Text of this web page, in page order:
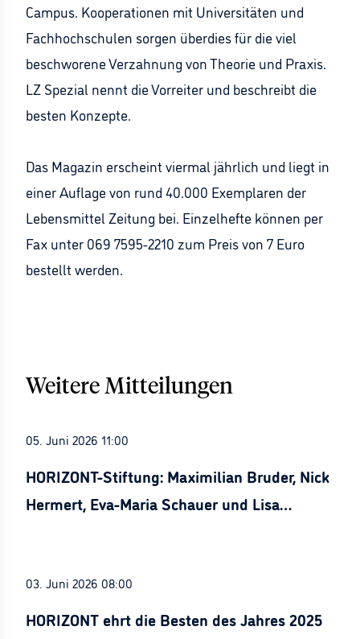
Campus. Kooperationen mit Universitäten und
Fachhochschulen sorgen überdies für die viel
beschworene Verzahnung von Theorie und Praxis.
LZ Spezial nennt die Vorreiter und beschreibt die
besten Konzepte.
Das Magazin erscheint viermal jährlich und liegt in
einer Auflage von rund 40.000 Exemplaren der
Lebensmittel Zeitung bei. Einzelhefte können per
Fax unter 069 7595-2210 zum Preis von 7 Euro
bestellt werden.
Weitere Mitteilungen
05. Juni 2026 11:00
HORIZONT-Stiftung: Maximilian Bruder, Nick
Hermert, Eva-Maria Schauer und Lisa
03. Juni 2026 08:00
HORIZONT ehrt die Besten des Jahres 2025